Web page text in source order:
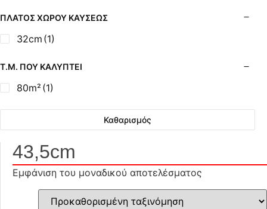
ΠΛΆΤΟΣ ΧΏΡΟΥ ΚΑΎΣΕΩΣ
32cm (1)
Τ.Μ. ΠΟΥ ΚΑΛΎΠΤΕΙ
80m² (1)
Καθαρισμός
43,5cm
Εμφάνιση του μοναδικού αποτελέσματος